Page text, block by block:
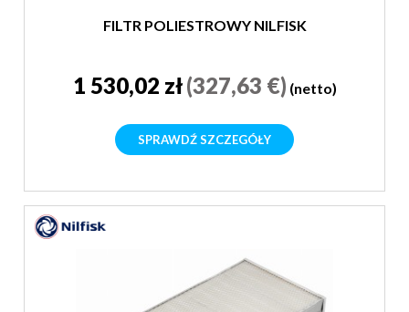
FILTR POLIESTROWY NILFISK
1 530,02 zł(327,63 €) (netto)
SPRAWDŹ SZCZEGÓŁY